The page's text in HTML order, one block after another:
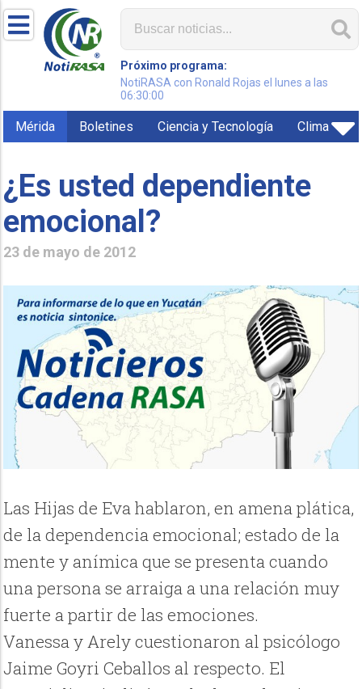
Próximo programa:
NotiRASA con Ronald Rojas el lunes a las
06:30:00
Mérida Boletines Ciencia y Tecnología Clima
¿Es usted dependiente
emocional?
23 de mayo de 2012
Las Hijas de Eva hablaron, en amena plática,
de la dependencia emocional; estado de la
mente y anímica que se presenta cuando
una persona se arraiga a una relación muy
fuerte a partir de las emociones.
Vanessa y Arely cuestionaron al psicólogo
Jaime Goyri Ceballos al respecto. El